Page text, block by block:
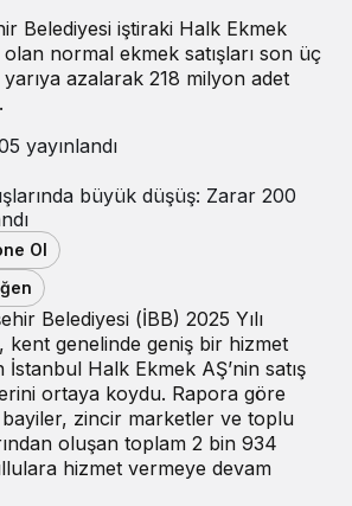
Belediyesi iştiraki Halk Ekmek
normal ekmek satışları son üç
yarıya azalarak 218 milyon adet
yayınlandı
Ol
Belediyesi (İBB) 2025 Yılı
kent genelinde geniş bir hizmet
İstanbul Halk Ekmek AŞ’nin satış
ortaya koydu. Rapora göre
zincir marketler ve toplu
oluşan toplam 2 bin 934
hizmet vermeye devam